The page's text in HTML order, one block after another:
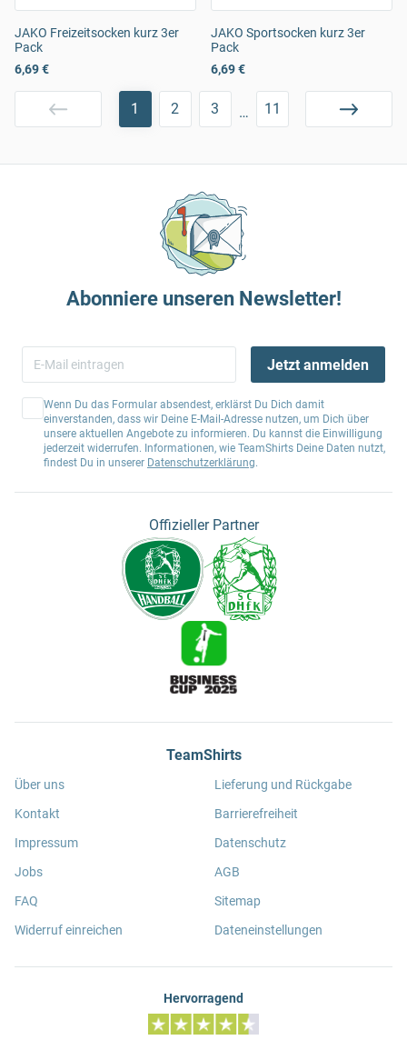
JAKO Freizeitsocken kurz 3er
Pack
6,69 €
JAKO Sportsocken kurz 3er
Pack
6,69 €
1 2 3 … 11
Abonniere unseren Newsletter!
Jetzt anmelden
Wenn Du das Formular absendest, erklärst Du Dich damit
einverstanden, dass wir Deine E-Mail-Adresse nutzen, um Dich über
unsere aktuellen Angebote zu informieren. Du kannst die Einwilligung
jederzeit widerrufen. Informationen, wie TeamShirts Deine Daten nutzt,
findest Du in unserer Datenschutzerklärung.
Offizieller Partner
TeamShirts
Über uns
Kontakt
Impressum
Jobs
FAQ
Widerruf einreichen
Lieferung und Rückgabe
Barrierefreiheit
Datenschutz
AGB
Sitemap
Dateneinstellungen
Hervorragend